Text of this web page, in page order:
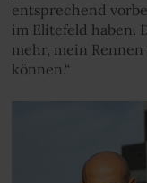
entsprechend
im Elitefeld haben.
mehr, mein
können.“